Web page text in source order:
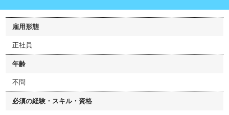
雇用形態
正社員
年齢
不問
必須の経験・スキル・資格